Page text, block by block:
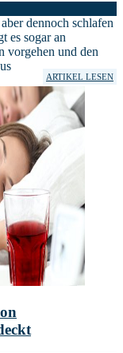
dennoch schlafen
es sogar an
vorgehen und den
ARTIKEL LESEN